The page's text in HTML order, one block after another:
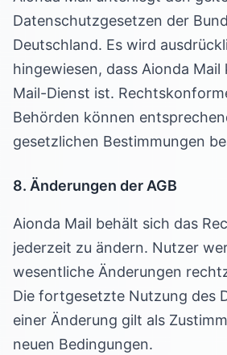
Datenschutzgesetzen der
Deutschland. Es wird
hingewiesen, dass Aionda
Mail-Dienst ist.
Behörden können
gesetzlichen Bestimmungen
8. Änderungen der AGB
Aionda Mail behält sich das
jederzeit zu ändern. Nutzer
wesentliche Änderungen
Die fortgesetzte Nutzung des
einer Änderung gilt als
neuen Bedingungen.